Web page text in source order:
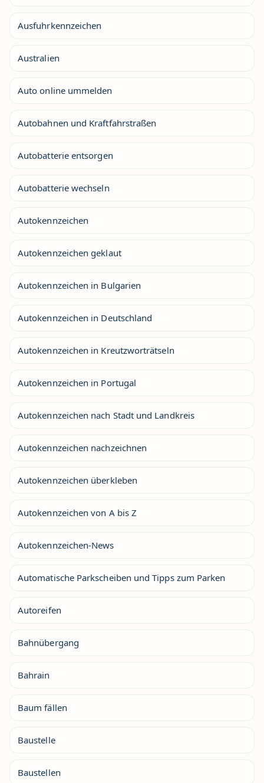
Ausfuhrkennzeichen
Australien
Auto online ummelden
Autobahnen und Kraftfahrstraßen
Autobatterie entsorgen
Autobatterie wechseln
Autokennzeichen
Autokennzeichen geklaut
Autokennzeichen in Bulgarien
Autokennzeichen in Deutschland
Autokennzeichen in Kreutzworträtseln
Autokennzeichen in Portugal
Autokennzeichen nach Stadt und Landkreis
Autokennzeichen nachzeichnen
Autokennzeichen überkleben
Autokennzeichen von A bis Z
Autokennzeichen-News
Automatische Parkscheiben und Tipps zum Parken
Autoreifen
Bahnübergang
Bahrain
Baum fällen
Baustelle
Baustellen